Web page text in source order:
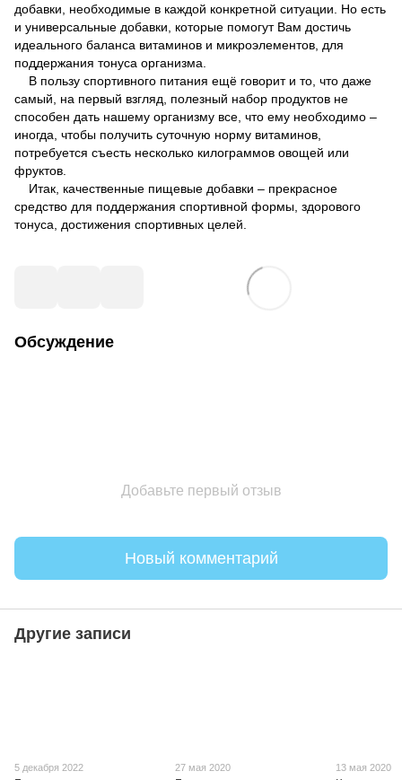
добавки, необходимые в каждой конкретной ситуации. Но есть
и универсальные добавки, которые помогут Вам достичь
идеального баланса витаминов и микроэлементов, для
поддержания тонуса организма.
В пользу спортивного питания ещё говорит и то, что даже
самый, на первый взгляд, полезный набор продуктов не
способен дать нашему организму все, что ему необходимо –
иногда, чтобы получить суточную норму витаминов,
потребуется съесть несколько килограммов овощей или
фруктов.
Итак, качественные пищевые добавки – прекрасное
средство для поддержания спортивной формы, здорового
тонуса, достижения спортивных целей.
Обсуждение
Добавьте первый отзыв
Новый комментарий
Другие записи
5 декабря 2022 27 мая 2020 13 мая 2020